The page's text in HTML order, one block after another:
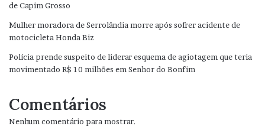
de Capim Grosso
Mulher moradora de Serrolândia morre após sofrer acidente de
motocicleta Honda Biz
Polícia prende suspeito de liderar esquema de agiotagem que teria
movimentado R$ 10 milhões em Senhor do Bonfim
Comentários
Nenhum comentário para mostrar.